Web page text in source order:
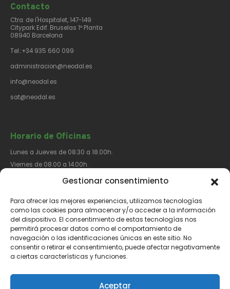
Gestionar consentimiento
Para ofrecer las mejores experiencias, utilizamos tecnologías
como las cookies para almacenar y/o acceder a la información
del dispositivo. El consentimiento de estas tecnologías nos
permitirá procesar datos como el comportamiento de
navegación o las identificaciones únicas en este sitio. No
consentir o retirar el consentimiento, puede afectar negativamente
a ciertas características y funciones.
Aceptar
Contacto​
Ctra. de l'Hospitalet, 147-149
Citypark Edif. Bruselas 1ª Planta
08940 Barcelona
Tel.:+34 935 660 099
administracion@neodal.es
info@neodal.es
sat@neodal.es
Horario de Oficinas
Lunes a Jueves de 08.30 a 18.00h.
Viernes de 08.00 a 14.00h.
Síguenos​
Aviso Legal Política de Privacidad Política de Cookies